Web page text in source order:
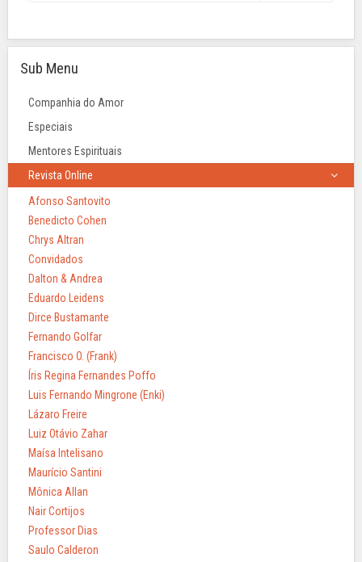
Sub Menu
Companhia do Amor
Especiais
Mentores Espirituais
Revista Online
Afonso Santovito
Benedicto Cohen
Chrys Altran
Convidados
Dalton & Andrea
Eduardo Leidens
Dirce Bustamante
Fernando Golfar
Francisco O. (Frank)
Íris Regina Fernandes Poffo
Luis Fernando Mingrone (Enki)
Lázaro Freire
Luiz Otávio Zahar
Maísa Intelisano
Maurício Santini
Mônica Allan
Nair Cortijos
Professor Dias
Saulo Calderon